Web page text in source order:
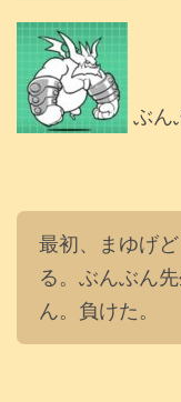
ぶん
最初、まゆげ
る。ぶんぶん
ん。負けた。